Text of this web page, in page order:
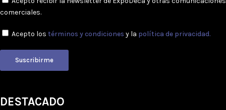
comerciales.
Acepto los términos y condiciones y la política de privacidad.
Suscribirme
DESTACADO